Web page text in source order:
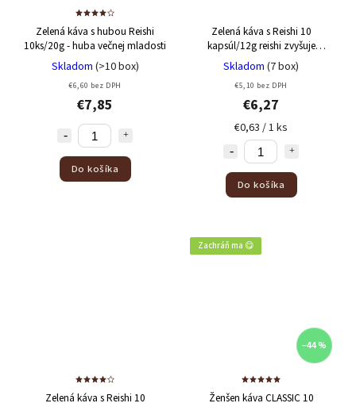
Zelená káva s hubou Reishi
10ks/20g- huba večnej mladosti
Skladom (>10 box)
€6,60 bez DPH
€7,85
Do košíka
Zelená káva s Reishi 10
kapsúl/12greishi zvyšuje
vitalitu, mentálnu aktivitu a
omladzuje
Skladom (7 box)
€5,10 bez DPH
€6,27
€0,63 / 1 ks
Do košíka
Zelená káva s Reishi 10
Zachráň ma 😋
–44 %
Ženšen káva CLASSIC 10